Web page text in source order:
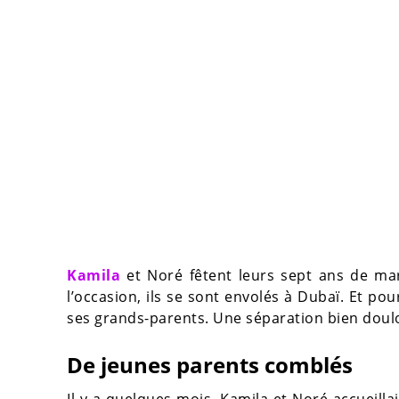
Kamila et Noré fêtent leurs sept ans de
l’occasion, ils se sont envolés à Dubaï. Et
ses grands-parents. Une séparation bien
De jeunes parents comblés